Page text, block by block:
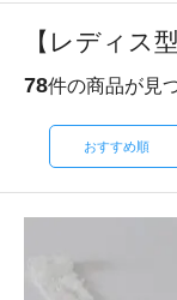
【レディス
78件の商品が見
おすすめ順